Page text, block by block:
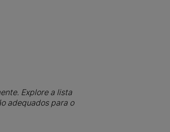
Explore a lista
adequados para o